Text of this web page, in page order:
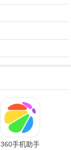
360手机助手